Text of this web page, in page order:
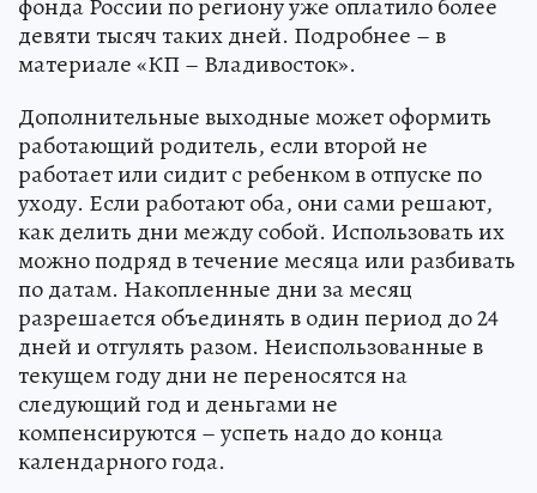
фонда России по региону уже оплатило более
девяти тысяч таких дней. Подробнее – в
материале «КП – Владивосток».
Дополнительные выходные может оформить
работающий родитель, если второй не
работает или сидит с ребенком в отпуске по
уходу. Если работают оба, они сами решают,
как делить дни между собой. Использовать их
можно подряд в течение месяца или разбивать
по датам. Накопленные дни за месяц
разрешается объединять в один период до 24
дней и отгулять разом. Неиспользованные в
текущем году дни не переносятся на
следующий год и деньгами не
компенсируются – успеть надо до конца
календарного года.